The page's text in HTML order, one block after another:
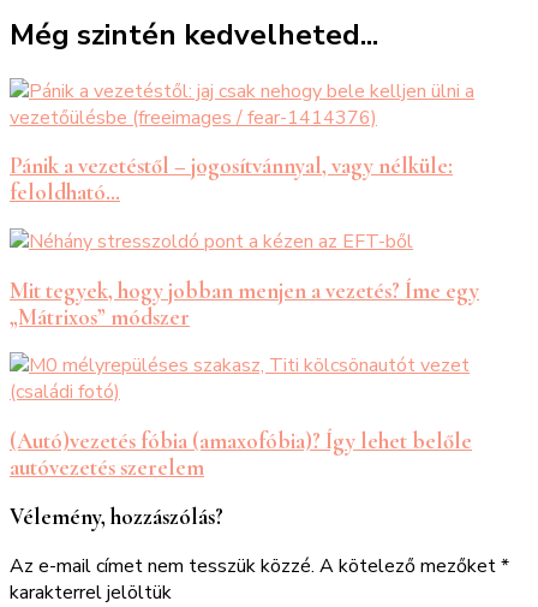
Még szintén kedvelheted...
Pánik a vezetéstől – jogosítvánnyal, vagy nélküle:
feloldható…
Mit tegyek, hogy jobban menjen a vezetés? Íme egy
„Mátrixos” módszer
(Autó)vezetés fóbia (amaxofóbia)? Így lehet belőle
autóvezetés szerelem
Vélemény, hozzászólás?
Az e-mail címet nem tesszük közzé. A kötelező mezőket*
karakterrel jelöltük